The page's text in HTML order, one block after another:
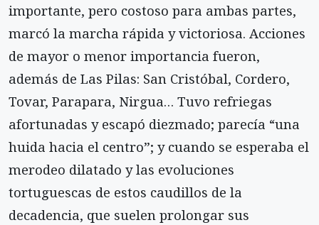
importante, pero costoso para ambas partes,
marcó la marcha rápida y victoriosa. Acciones
de mayor o menor importancia fueron,
además de Las Pilas: San Cristóbal, Cordero,
Tovar, Parapara, Nirgua… Tuvo refriegas
afortunadas y escapó diezmado; parecía “una
huida hacia el centro”; y cuando se esperaba el
merodeo dilatado y las evoluciones
tortuguescas de estos caudillos de la
decadencia, que suelen prolongar sus